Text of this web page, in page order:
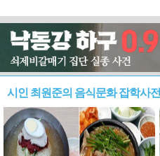
시인 최원준의 음식문화 잡학사전